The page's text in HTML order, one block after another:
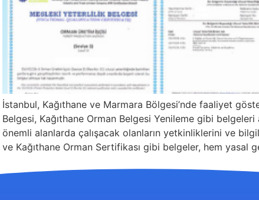
İstanbul, Kağıthane ve Marmara Bölgesi’nde faaliyet
Belgesi, Kağıthane Orman Belgesi Yenileme gibi
önemli alanlarda çalışacak olanların yetkinliklerini ve
ve Kağıthane Orman Sertifikası gibi belgeler, hem yasal